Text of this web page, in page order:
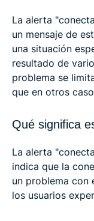
La alerta
un mensaje de
una situación
resultado de
problema se
que en otros
Qué significa
La alerta
indica que la
un problema con
los usuarios